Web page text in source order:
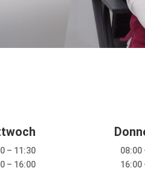
– 11:30
– 16:00
08:00
16:00